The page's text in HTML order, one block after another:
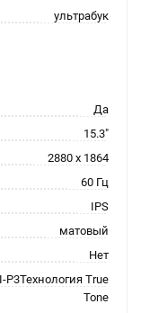
ультрабук
Да
15.3"
2880 x 1864
60 Гц
IPS
матовый
Нет
P3Технология True
Tone